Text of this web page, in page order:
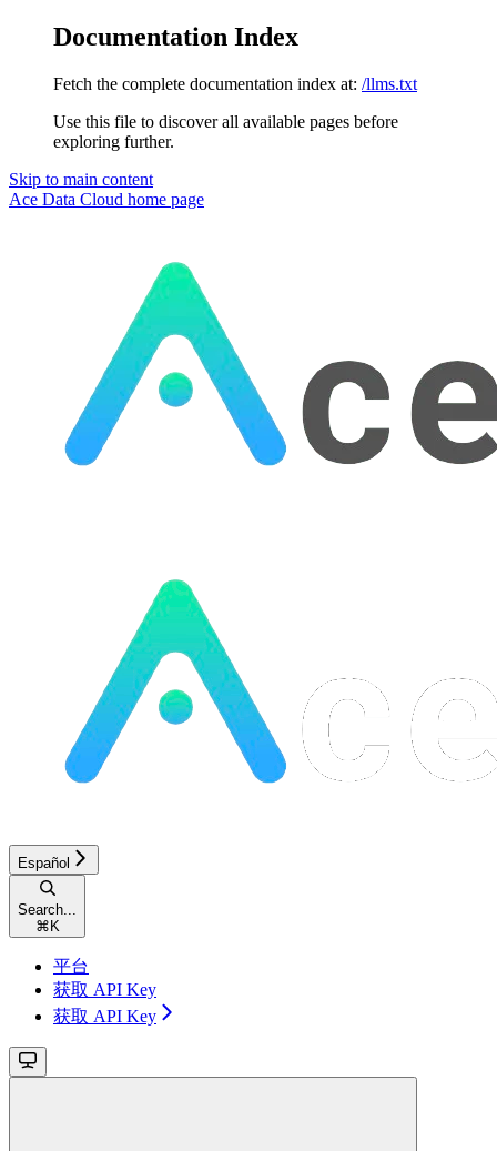
Documentation Index
Fetch the complete documentation index at: /llms.txt
Use this file to discover all available pages before
exploring further.
Skip to main content
Ace Data Cloud home page
Español
Search...
⌘ K
平台
获取 API Key
获取 API Key